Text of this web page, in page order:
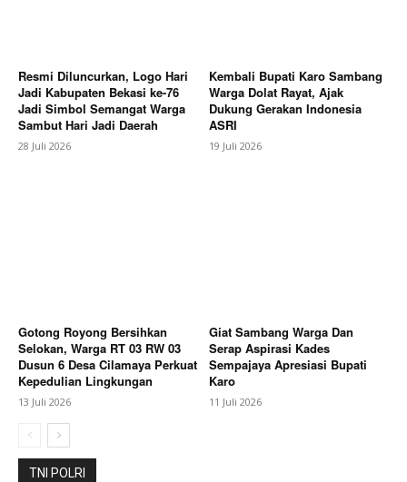
News Week
Resmi Diluncurkan, Logo Hari
Jadi Kabupaten Bekasi ke-76
Jadi Simbol Semangat Warga
Sambut Hari Jadi Daerah
28 Juli 2026
Kembali Bupati Karo Sambang
Warga Dolat Rayat, Ajak
Dukung Gerakan Indonesia
ASRI
19 Juli 2026
Gotong Royong Bersihkan
Selokan, Warga RT 03 RW 03
Dusun 6 Desa Cilamaya Perkuat
Kepedulian Lingkungan
13 Juli 2026
Giat Sambang Warga Dan
Serap Aspirasi Kades
Sempajaya Apresiasi Bupati
Karo
11 Juli 2026
TNI POLRI